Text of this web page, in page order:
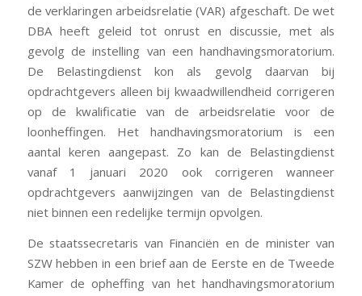
de verklaringen arbeidsrelatie (VAR) afgeschaft. De wet
DBA heeft geleid tot onrust en discussie, met als
gevolg de instelling van een handhavingsmoratorium.
De Belastingdienst kon als gevolg daarvan bij
opdrachtgevers alleen bij kwaadwillendheid corrigeren
op de kwalificatie van de arbeidsrelatie voor de
loonheffingen. Het handhavingsmoratorium is een
aantal keren aangepast. Zo kan de Belastingdienst
vanaf 1 januari 2020 ook corrigeren wanneer
opdrachtgevers aanwijzingen van de Belastingdienst
niet binnen een redelijke termijn opvolgen.
De staatssecretaris van Financiën en de minister van
SZW hebben in een brief aan de Eerste en de Tweede
Kamer de opheffing van het handhavingsmoratorium